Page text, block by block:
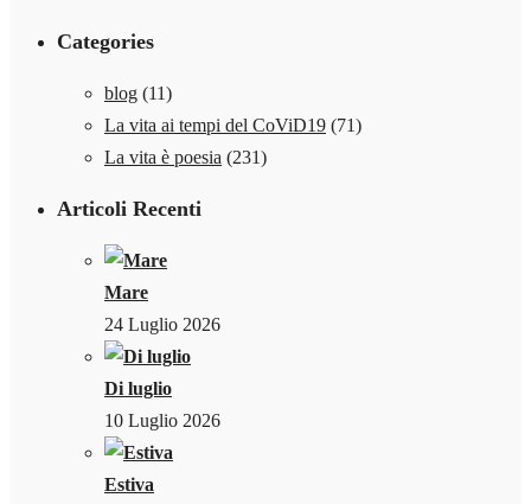
Categories
blog (11)
La vita ai tempi del CoViD19 (71)
La vita è poesia (231)
Articoli Recenti
Mare
24 Luglio 2026
Di luglio
10 Luglio 2026
Estiva